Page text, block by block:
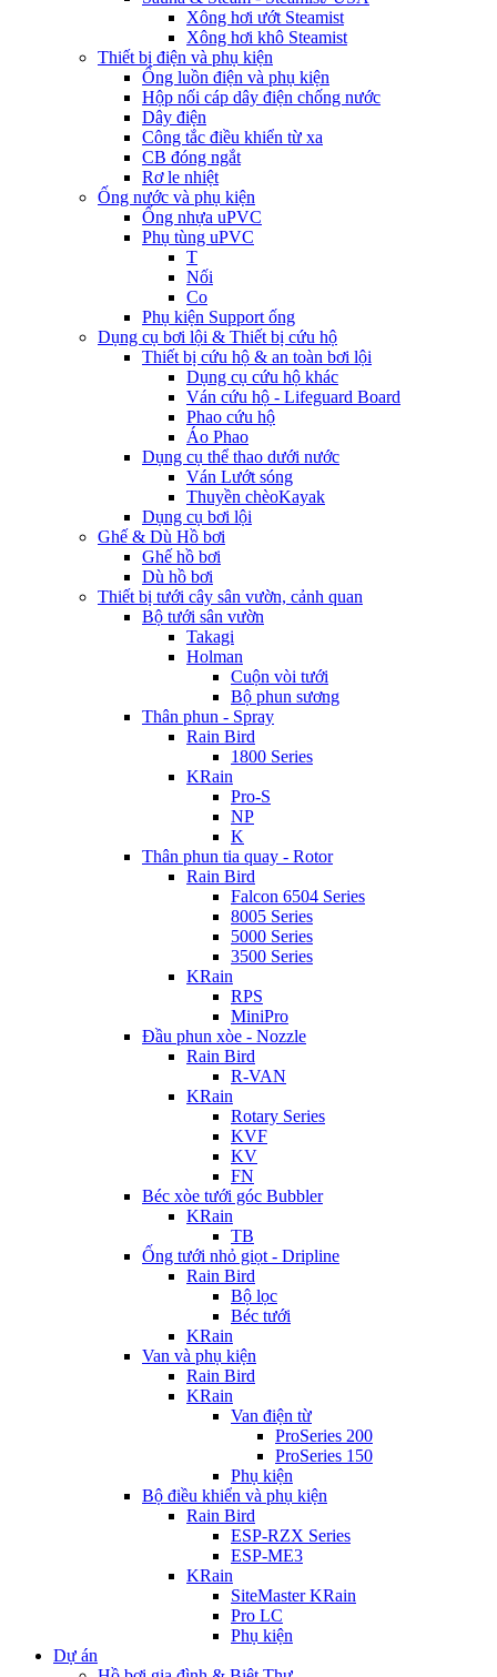
Xông hơi ướt Steamist
Xông hơi khô Steamist
Thiết bị điện và phụ kiện
Ống luồn điện và phụ kiện
Hộp nối cáp dây điện chống nước
Dây điện
Công tắc điều khiển từ xa
CB đóng ngắt
Rơ le nhiệt
Ống nước và phụ kiện
Ống nhựa uPVC
Phụ tùng uPVC
T
Nối
Co
Phụ kiện Support ống
Dụng cụ bơi lội & Thiết bị cứu hộ
Thiết bị cứu hộ & an toàn bơi lội
Dụng cụ cứu hộ khác
Ván cứu hộ - Lifeguard Board
Phao cứu hộ
Áo Phao
Dụng cụ thể thao dưới nước
Ván Lướt sóng
Thuyền chèoKayak
Dụng cụ bơi lội
Ghế & Dù Hồ bơi
Ghế hồ bơi
Dù hồ bơi
Thiết bị tưới cây sân vườn, cảnh quan
Bộ tưới sân vườn
Takagi
Holman
Cuộn vòi tưới
Bộ phun sương
Thân phun - Spray
Rain Bird
1800 Series
KRain
Pro-S
NP
K
Thân phun tia quay - Rotor
Rain Bird
Falcon 6504 Series
8005 Series
5000 Series
3500 Series
KRain
RPS
MiniPro
Đầu phun xòe - Nozzle
Rain Bird
R-VAN
KRain
Rotary Series
KVF
KV
FN
Béc xòe tưới góc Bubbler
KRain
TB
Ống tưới nhỏ giọt - Dripline
Rain Bird
Bộ lọc
Béc tưới
KRain
Van và phụ kiện
Rain Bird
KRain
Van điện từ
ProSeries 200
ProSeries 150
Phụ kiện
Bộ điều khiển và phụ kiện
Rain Bird
ESP-RZX Series
ESP-ME3
KRain
SiteMaster KRain
Pro LC
Phụ kiện
Dự án